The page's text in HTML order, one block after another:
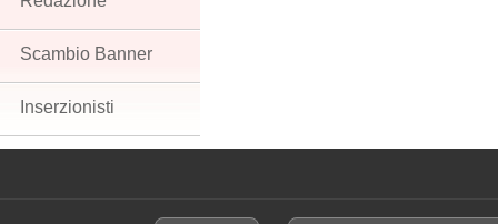
Scambio Banner
Inserzionisti